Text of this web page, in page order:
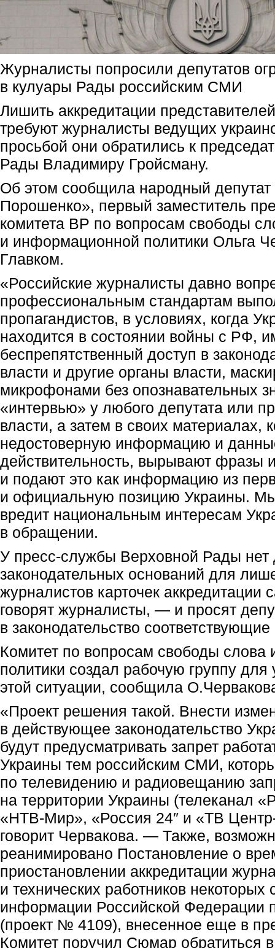
Журналисты попросили депутатов
в кулуары Рады российским СМИ
Лишить аккредитации
требуют журналисты ведущих
просьбой они обратились к
Рады Владимиру Гройсману.
Об этом сообщила народный депутат
Порошенко», первый заместитель
комитета ВР по вопросам свободы
и информационной политики Ольга
Главком.
«Российские журналисты давно
профессиональным стандартам
пропагандистов, в условиях, когда
находится в состоянии войны с РФ,
беспрепятственный доступ в
власти и другие органы власти,
микрофонами без опознавательных
«интервью» у любого депутата или
власти, а затем в своих материалах,
недостоверную информацию и
действительность, вырывают фразы
и подают это как информацию из
и официальную позицию Украины. Мы
вредит национальным интересам
в обращении.
У пресс-службы Верховной Рады нет
законодательных оснований для
журналистов карточек аккредитации
говорят журналисты, — и просят
в законодательство
Комитет по вопросам свободы
политики создал рабочую группу для
этой ситуации, сообщила
«Проект решения такой. Внести
в действующее законодательство
будут предусматривать запрет
Украины тем российским СМИ,
по телевидению и радиовещанию
на территории Украины (телеканал
«НТВ-Мир», «Россия 24″ и «ТВ
говорит Червакова. — Также,
реанимировано Постановление о
приостановлении аккредитации
и технических работников некоторых
информации Российской Федерации
(проект № 4109), внесенное еще в
Комитет поручил Сюмар обратиться